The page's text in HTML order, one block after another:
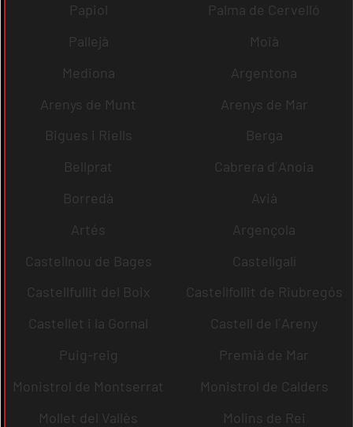
Papiol
Palma de Cervelló
Pallejà
Moià
Mediona
Argentona
Arenys de Munt
Arenys de Mar
Bigues i Riells
Berga
Bellprat
Cabrera d´Anoia
Borredà
Avià
Artés
Argençola
Castellnou de Bages
Castellgalí
Castellfullit del Boix
Castellfollit de Riubregós
Castellet i la Gornal
Castell de l´Areny
Puig-reig
Premià de Mar
Monistrol de Montserrat
Monistrol de Calders
Mollet del Vallès
Molins de Rei